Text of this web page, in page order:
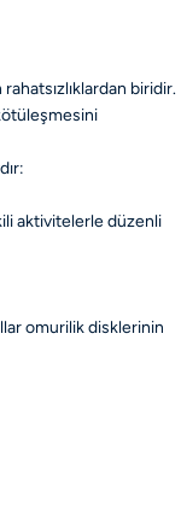
rahatsızlıklardan biridir.
aktivitelerle düzenli
omurilik disklerinin